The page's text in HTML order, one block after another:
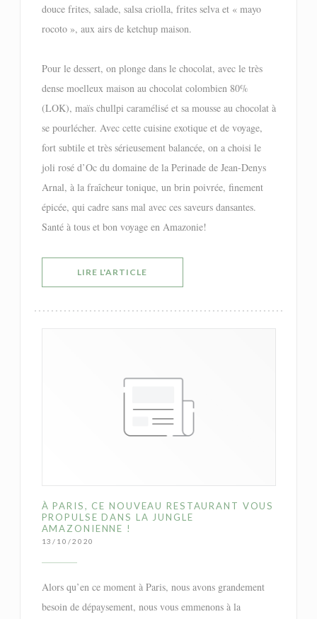
douce frites, salade, salsa criolla, frites selva et « mayo
rocoto », aux airs de ketchup maison.
Pour le dessert, on plonge dans le chocolat, avec le très
dense moelleux maison au chocolat colombien 80%
(LOK), maïs chullpi caramélisé et sa mousse au chocolat à
se pourlécher. Avec cette cuisine exotique et de voyage,
fort subtile et très sérieusement balancée, on a choisi le
joli rosé d’Oc du domaine de la Perinade de Jean-Denys
Arnal, à la fraîcheur tonique, un brin poivrée, finement
épicée, qui cadre sans mal avec ces saveurs dansantes.
Santé à tous et bon voyage en Amazonie!
LIRE L'ARTICLE
À PARIS, CE NOUVEAU RESTAURANT VOUS
PROPULSE DANS LA JUNGLE
AMAZONIENNE !
13/10/2020
Alors qu’en ce moment à Paris, nous avons grandement
besoin de dépaysement, nous vous emmenons à la